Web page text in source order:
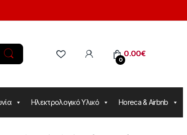
0
0.00€
Ηλεκτρολογικό Υλικό Horeca & Airbnb